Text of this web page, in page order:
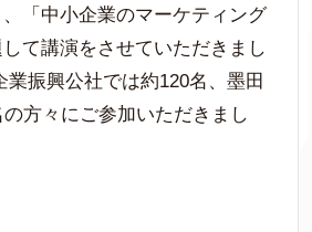
「中小企業のマーケティング
て講演をさせていただきまし
業振興公社では約120名、墨田
方々にご参加いただきまし